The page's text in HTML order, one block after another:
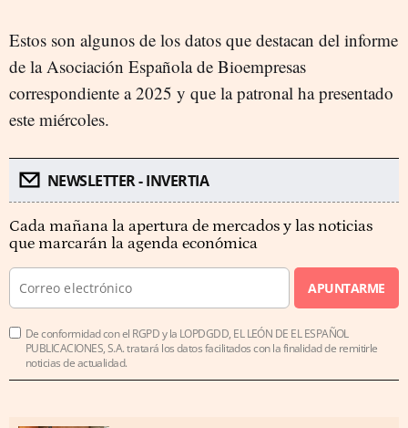
Estos son algunos de los datos que destacan del informe
de la Asociación Española de Bioempresas
correspondiente a 2025 y que la patronal ha presentado
este miércoles.
NEWSLETTER - INVERTIA
Cada mañana la apertura de mercados y las noticias
que marcarán la agenda económica
APUNTARME
De conformidad con el RGPD y la LOPDGDD, EL LEÓN DE EL ESPAÑOL
PUBLICACIONES, S.A. tratará los datos facilitados con la finalidad de remitirle
noticias de actualidad.